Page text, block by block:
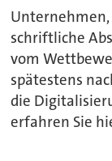
schriftliche
vom
spätestens
die
erfahren Sie